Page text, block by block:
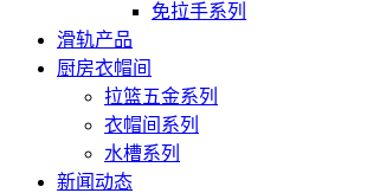
免拉手系列
滑轨产品
厨房衣帽间
拉篮五金系列
衣帽间系列
水槽系列
新闻动态